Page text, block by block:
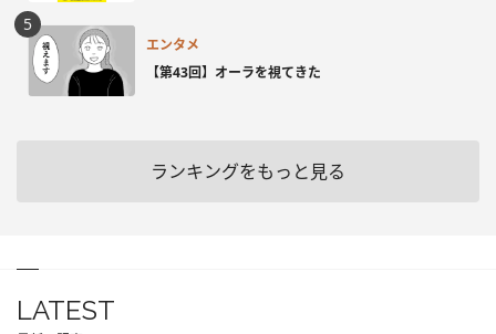
エンタメ
【第43回】オーラを視てきた
ランキングをもっと見る
LATEST